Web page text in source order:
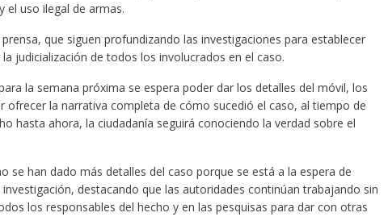
el uso ilegal de armas.
que siguen profundizando las investigaciones para establecer
judicialización de todos los involucrados en el caso.
la semana próxima se espera poder dar los detalles del móvil, los
ofrecer la narrativa completa de cómo sucedió el caso, al tiempo de
hasta ahora, la ciudadanía seguirá conociendo la verdad sobre el
se han dado más detalles del caso porque se está a la espera de
destacando que las autoridades continúan trabajando sin
los responsables del hecho y en las pesquisas para dar con otras